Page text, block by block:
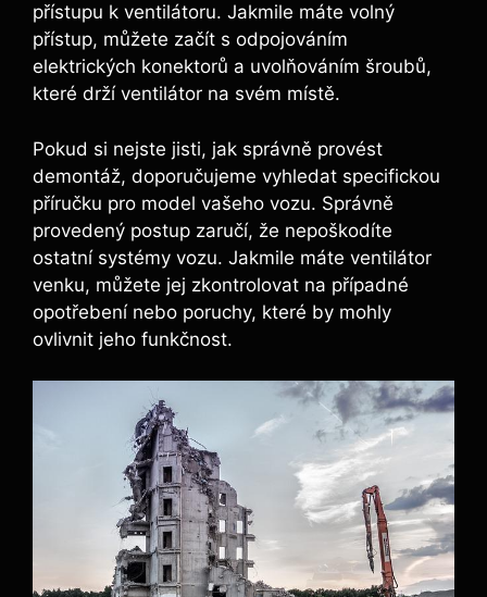
přístupu k ventilátoru. Jakmile máte volný
přístup, můžete začít s odpojováním
elektrických konektorů a uvolňováním šroubů,
které drží ventilátor na svém místě.
Pokud si nejste jisti, jak správně provést
demontáž, doporučujeme vyhledat specifickou
příručku pro model vašeho vozu. Správně
provedený postup zaručí, že nepoškodíte
ostatní systémy vozu. Jakmile máte ventilátor
venku, můžete jej zkontrolovat na případné
opotřebení nebo poruchy, které by mohly
ovlivnit jeho funkčnost.